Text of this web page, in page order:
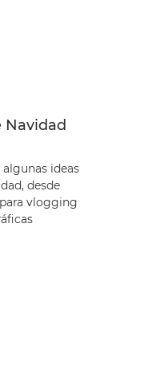
Navidad
ideas
desde
vlogging